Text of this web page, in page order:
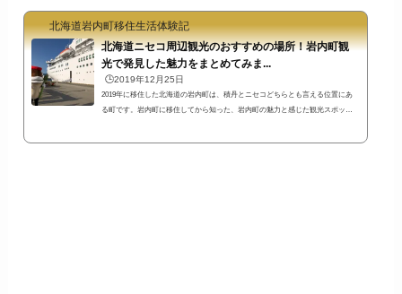
いう土地を知ってもらって、北海道に移住する人を増やすことです。こういう
と誤解...
北海道岩内町移住生活体験記
北海道ニセコ周辺観光のおすすめの場所！岩内町観
光で発見した魅力をまとめてみま...
🕒️2019年12月25日
2019年に移住した北海道の岩内町は、積丹とニセコどちらとも言える位置にあ
る町です。岩内町に移住してから知った、岩内町の魅力と感じた観光スポッ